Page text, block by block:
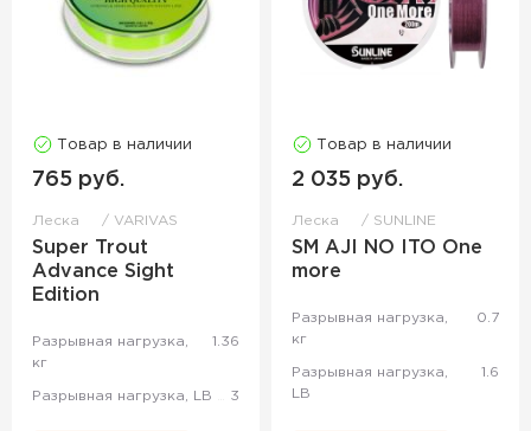
Товар в наличии
765 руб.
Леска VARIVAS
Super Trout
Advance Sight
Edition
Разрывная нагрузка,
кг
1.36
Разрывная нагрузка, LB 3
Товар в наличии
2 035 руб.
Леска SUNLINE
SM AJI NO ITO One
more
Разрывная нагрузка,
кг
0.7
Разрывная нагрузка,
LB
1.6